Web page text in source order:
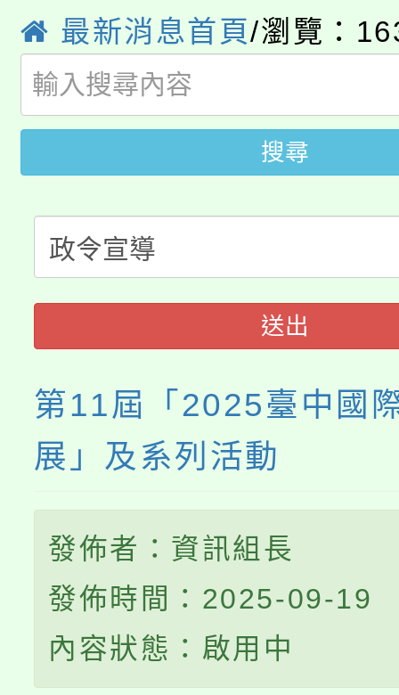
系所師生報名參加。
學籍身 分審查程序及
版
淨零綠領人才培育課程
公告本校115學年度第
代理(課)教師甄選結果(
「2026金融保險知識
桃園市115學年度學生
代理(課)教師甄選結果(
公告本校115學年度第
轉知中國文化大學推廣
《TA101》溝通分析基
程，歡迎學生輔導中心
心理、諮商輔導、社會
最新消息首頁/瀏覽：
搜尋
送出
第11屆「2025臺中國
展」及系列活動
發佈者：資訊組長
發佈時間：2025-09-19
內容狀態：啟用中